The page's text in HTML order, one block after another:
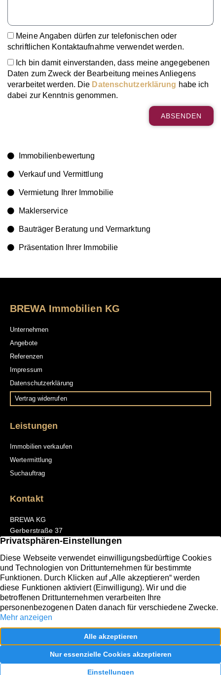
Meine Angaben dürfen zur telefonischen oder
schriftlichen Kontaktaufnahme verwendet werden.
Ich bin damit einverstanden, dass meine angegebenen
Daten zum Zweck der Bearbeitung meines Anliegens
verarbeitet werden. Die Datenschutzerklärung habe ich
dabei zur Kenntnis genommen.
ABSENDEN
t
r
a
t
v
:
Immobilienbewertung
Verkauf und Vermittlung
Vermietung Ihrer Immobilie
Maklerservice
Bauträger Beratung und Vermarktung
Präsentation Ihrer Immobilie
BREWA Immobilien KG
Unternehmen
Angebote
Referenzen
Impressum
Datenschutzerklärung
Vertrag widerrufen
Leistungen
Immobilien verkaufen
Wertermittlung
Suchauftrag
Kontakt
BREWA KG
Gerberstraße 37
66111 Saarbrücken
E-Mail: office@brewa-saarlorlux.com
Folgen Sie uns
[borlabs-cookie type="btn-cookie-preference"
title="Cookie Einstellungen" element="link"/]